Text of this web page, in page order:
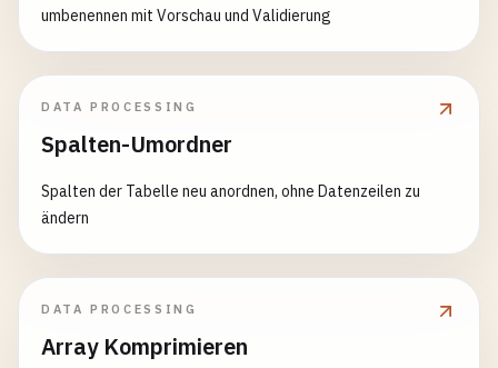
umbenennen mit Vorschau und Validierung
DATA PROCESSING
Spalten-Umordner
Spalten der Tabelle neu anordnen, ohne Datenzeilen zu
ändern
DATA PROCESSING
Array Komprimieren